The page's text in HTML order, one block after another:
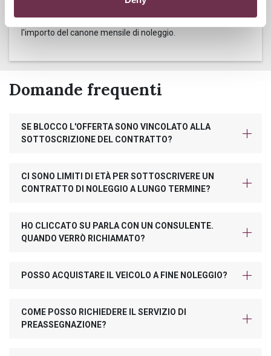
Questo servizio ti offre la possibilità di scegliere tra diverse
opzioni di contributo danni, variando conseguentemente
l'importo del canone mensile di noleggio.
Domande frequenti
SE BLOCCO L'OFFERTA SONO VINCOLATO ALLA
SOTTOSCRIZIONE DEL CONTRATTO?
CI SONO LIMITI DI ETÀ PER SOTTOSCRIVERE UN
CONTRATTO DI NOLEGGIO A LUNGO TERMINE?
HO CLICCATO SU PARLA CON UN CONSULENTE.
QUANDO VERRÒ RICHIAMATO?
POSSO ACQUISTARE IL VEICOLO A FINE NOLEGGIO?
COME POSSO RICHIEDERE IL SERVIZIO DI
PREASSEGNAZIONE?